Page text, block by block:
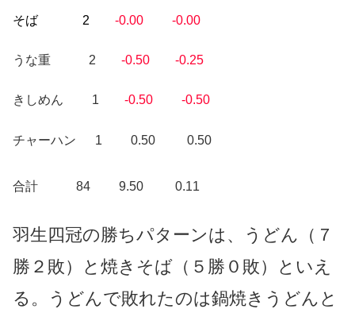
そば 2 -0.00 -0.00
うな重 2 -0.50 -0.25
きしめん 1 -0.50 -0.50
チャーハン 1 0.50 0.50
合計 84 9.50 0.11
羽生四冠の勝ちパターンは、うどん（７
勝２敗）と焼きそば（５勝０敗）といえ
る。うどんで敗れたのは鍋焼きうどんと